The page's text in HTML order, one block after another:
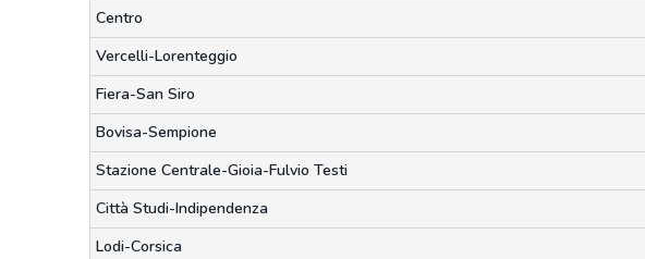
Centro
Vercelli-Lorenteggio
Fiera-San Siro
Bovisa-Sempione
Stazione Centrale-Gioia-Fulvio Testi
Città Studi-Indipendenza
Lodi-Corsica